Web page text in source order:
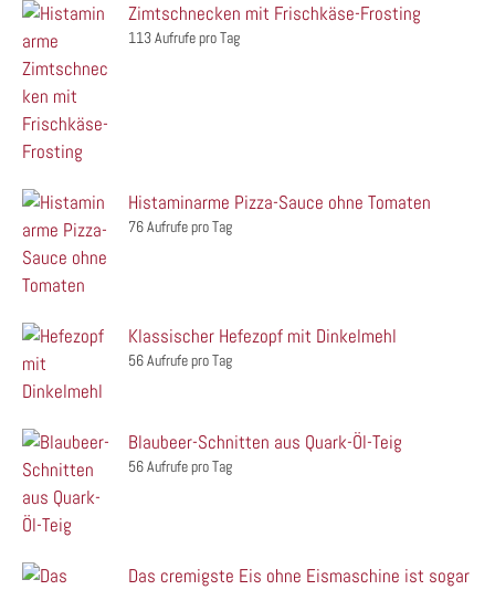
Zimtschnecken mit Frischkäse-Frosting
113 Aufrufe pro Tag
Histaminarme Pizza-Sauce ohne Tomaten
76 Aufrufe pro Tag
Klassischer Hefezopf mit Dinkelmehl
56 Aufrufe pro Tag
Blaubeer-Schnitten aus Quark-Öl-Teig
56 Aufrufe pro Tag
Das cremigste Eis ohne Eismaschine ist sogar